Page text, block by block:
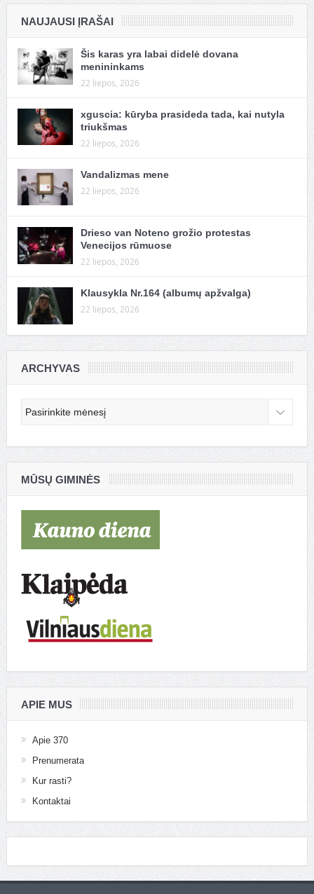
NAUJAUSI ĮRAŠAI
Šis karas yra labai didelė dovana
menininkams
22 liepos, 2026
xguscia: kūryba prasideda tada, kai nutyla
triukšmas
22 liepos, 2026
Vandalizmas mene
22 liepos, 2026
Drieso van Noteno grožio protestas
Venecijos rūmuose
22 liepos, 2026
Klausykla Nr.164 (albumų apžvalga)
22 liepos, 2026
ARCHYVAS
MŪSŲ GIMINĖS
APIE MUS
Apie 370
Prenumerata
Kur rasti?
Kontaktai